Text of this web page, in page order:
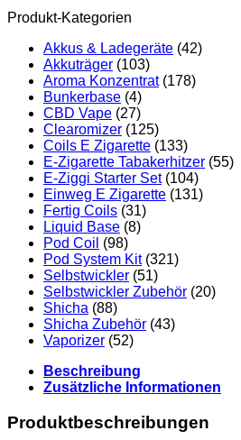
Produkt-Kategorien
Akkus & Ladegeräte (42)
Akkuträger (103)
Aroma Konzentrat (178)
Bunkerbase (4)
CBD Vape (27)
Clearomizer (125)
Coils E Zigarette (133)
E-Zigarette Tabakerhitzer (55)
E-Ziggi Starter Set (104)
Einweg E Zigarette (131)
Fertig Coils (31)
Liquid Base (8)
Pod Coil (98)
Pod System Kit (321)
Selbstwickler (51)
Selbstwickler Zubehör (20)
Shicha (88)
Shicha Zubehör (43)
Vaporizer (52)
Beschreibung
Zusätzliche Informationen
Produktbeschreibungen